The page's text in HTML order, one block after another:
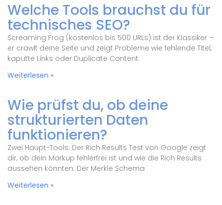
Welche Tools brauchst du für
technisches SEO?
Screaming Frog (kostenlos bis 500 URLs) ist der Klassiker –
er crawlt deine Seite und zeigt Probleme wie fehlende Titel,
kaputte Links oder Duplicate Content.
Weiterlesen »
Wie prüfst du, ob deine
strukturierten Daten
funktionieren?
Zwei Haupt-Tools: Der Rich Results Test von Google zeigt
dir, ob dein Markup fehlerfrei ist und wie die Rich Results
aussehen könnten. Der Merkle Schema
Weiterlesen »